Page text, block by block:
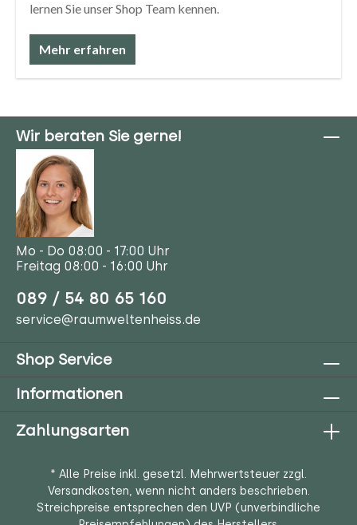
lernen Sie unser Shop Team kennen.
Mehr erfahren
Wir beraten Sie gerne!
Mo - Do 08:00 - 17:00 Uhr
Freitag 08:00 - 16:00 Uhr
089 / 54 80 65 160
service@raumweltenheiss.de
Shop Service
Informationen
Zahlungsarten
* Alle Preise inkl. gesetzl. Mehrwertsteuer zzgl.
Versandkosten, wenn nicht anders beschrieben.
Streichpreise entsprechen den UVP (unverbindliche